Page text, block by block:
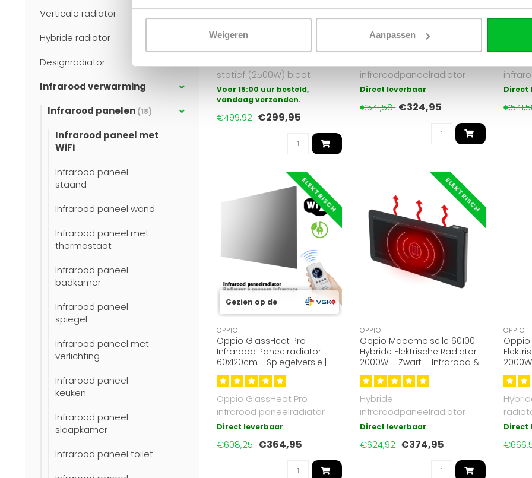
Weigeren Aanpassen
Verticale radiator
Hybride radiator
Designradiator
Infrarood verwarming
Infrarood panelen (18)
Infrarood paneel met
WiFi
Infrarood paneel
staand
Infrarood paneel wand
Infrarood paneel met
thermostaat
Infrarood paneel
badkamer
Infrarood paneel
spiegel
Infrarood paneel met
verlichting
Infrarood paneel
keuken
Infrarood paneel
slaapkamer
Infrarood paneel toilet
Binnen & Buiten
statief (2500W) biedt
krachtige verwarming met 9
inste..
Voor 15:00 uur besteld,
vandaag verzonden.
€499,92 €299,95
Convectie
infraroodpaneelradiator
(1500W) in zwart,
combineert infraro..
Direct leverbaar
€541,58 €324,95
Direct
ELEKTRISCH
Gezien op de
OPPIO
Oppio GlassHeat Pro
Infrarood Paneelradiator
60x120cm - Spiegelversie |
Slim & Energiezuinig
Oppio GlassHeat Pro
infrarood paneelradiator
60x120cm met spiegel.
720W, tempera..
Direct leverbaar
€608,25 €364,95
ELEKTRISCH
OPPIO
Oppio Mademoiselle 60100
Hybride Elektrische Radiator
2000W – Zwart – Infrarood &
Convectie
Hybride
infraroodpaneelradiator
(2000W) in zwart, met Wi-Fi-
appfunctie, combinee..
Direct leverbaar
€624,92 €374,95
OPPIO
Oppio
Direct